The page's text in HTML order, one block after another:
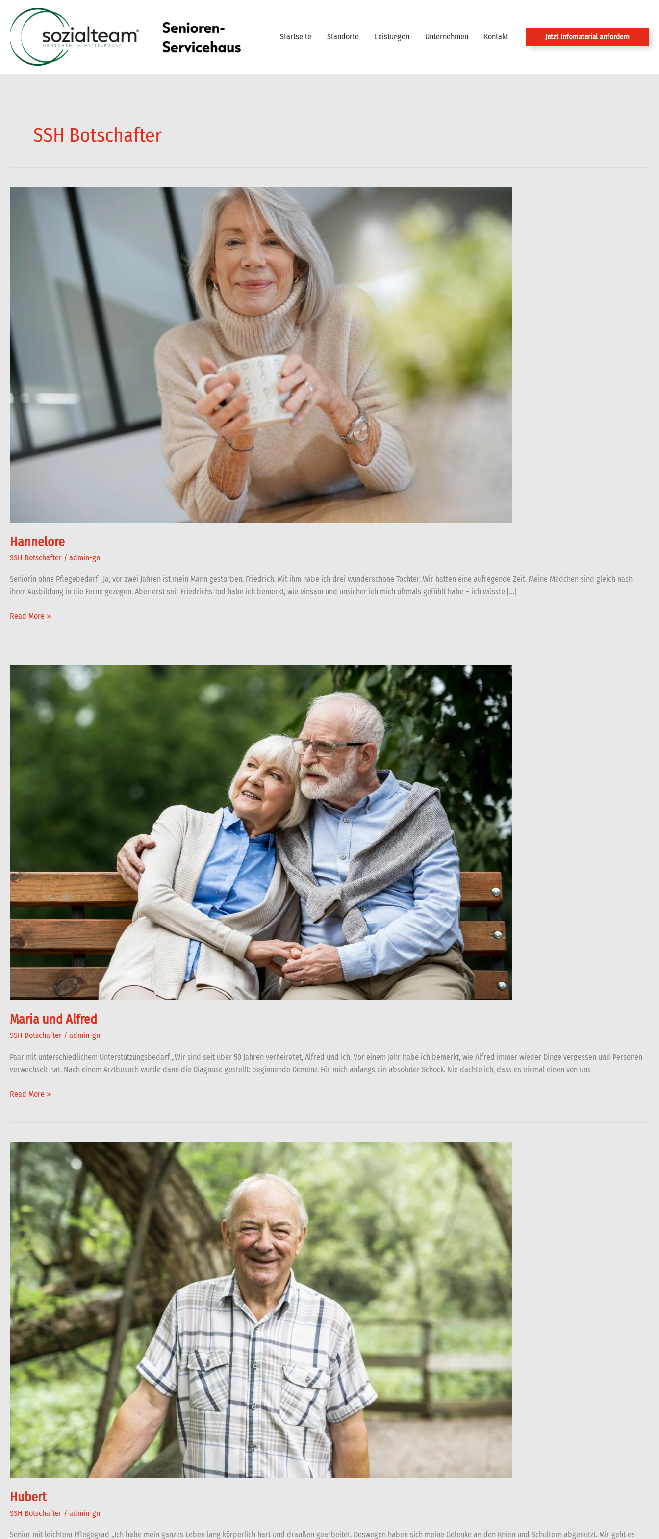
Inhalt
springen
Startseite Standorte Leistungen Unternehmen Kontakt Jetzt Infomaterial anfordern
SSH Botschafter
Hannelore
SSH Botschafter / admin-gn
Seniorin ohne Pflegebedarf „Ja, vor zwei Jahren ist mein Mann gestorben, Friedrich. Mit ihm habe ich drei wunderschöne Töchter. Wir hatten eine aufregende Zeit. Meine Mädchen sind gleich nach
ihrer Ausbildung in die Ferne gezogen. Aber erst seit Friedrichs Tod habe ich bemerkt, wie einsam und unsicher ich mich oftmals gefühlt habe – ich wüsste […]
Read More »
Maria und Alfred
SSH Botschafter / admin-gn
Paar mit unterschiedlichem Unterstützungsbedarf „Wir sind seit über 50 Jahren verheiratet, Alfred und ich. Vor einem Jahr habe ich bemerkt, wie Alfred immer wieder Dinge vergessen und Personen
verwechselt hat. Nach einem Arztbesuch wurde dann die Diagnose gestellt: beginnende Demenz. Für mich anfangs ein absoluter Schock. Nie dachte ich, dass es einmal einen von uns
Read More »
Hubert
SSH Botschafter / admin-gn
Senior mit leichtem Pflegegrad „Ich habe mein ganzes Leben lang körperlich hart und draußen gearbeitet. Deswegen haben sich meine Gelenke an den Knien und Schultern abgenutzt. Mir geht es
Hubert